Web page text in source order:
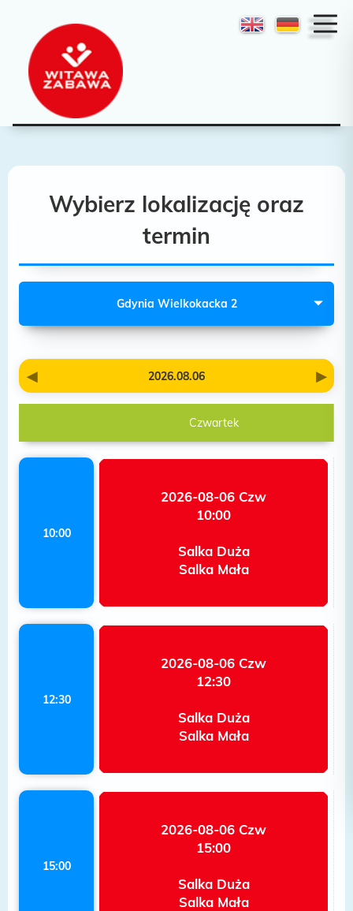
Wybierz lokalizację oraz
termin
Gdynia Wielkokacka 2
2026.08.06
Czwartek
10:00
2026-08-06 Czw
10:00
Salka Duża
Salka Mała
12:30
2026-08-06 Czw
12:30
Salka Duża
Salka Mała
15:00
2026-08-06 Czw
15:00
Salka Duża
Salka Mała